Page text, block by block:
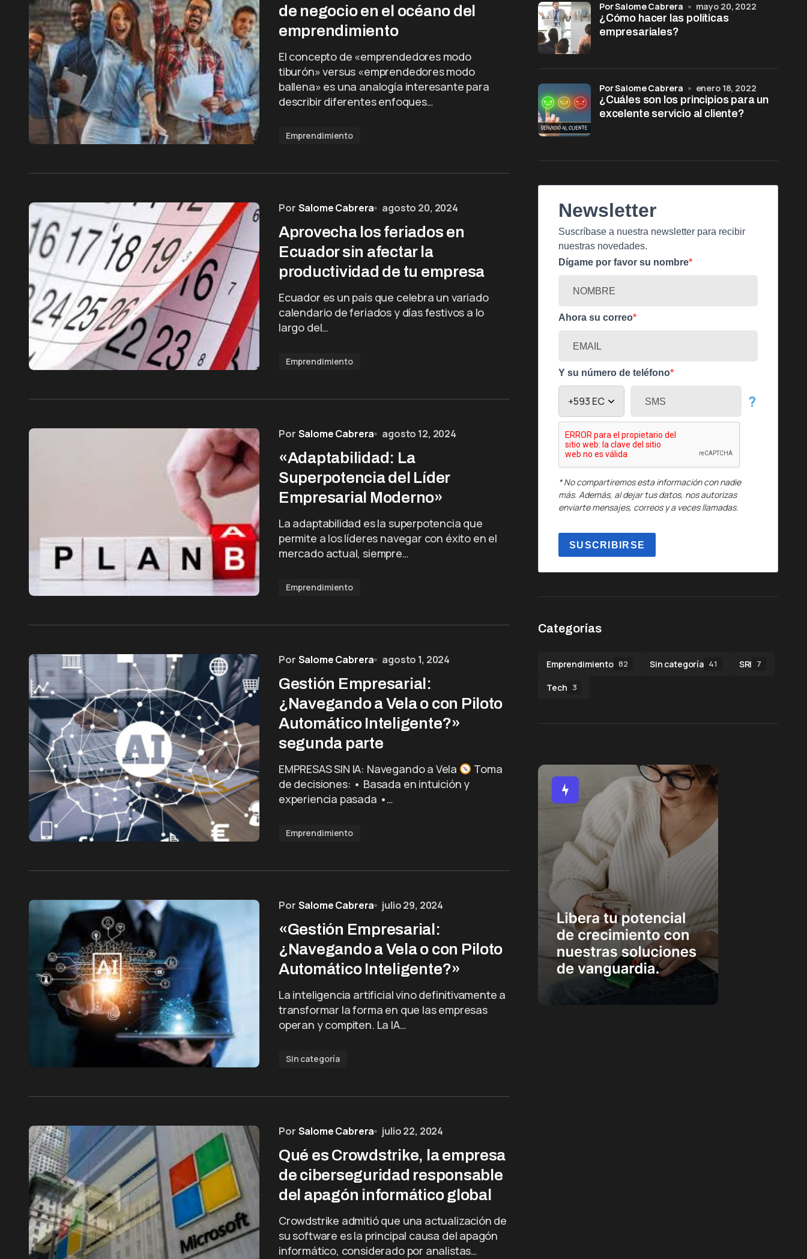
de negocio en el océano del
emprendimiento
El concepto de «emprendedores modo
tiburón» versus «emprendedores modo
ballena» es una analogía interesante para
describir diferentes enfoques…
Emprendimiento
Por Salome Cabrera agosto 20, 2024
Aprovecha los feriados en
Ecuador sin afectar la
productividad de tu empresa
Ecuador es un país que celebra un variado
calendario de feriados y días festivos a lo
largo del…
Emprendimiento
Por Salome Cabrera agosto 12, 2024
«Adaptabilidad: La
Superpotencia del Líder
Empresarial Moderno»
La adaptabilidad es la superpotencia que
permite a los líderes navegar con éxito en el
mercado actual, siempre…
Emprendimiento
Por Salome Cabrera agosto 1, 2024
Gestión Empresarial:
¿Navegando a Vela o con Piloto
Automático Inteligente?»
segunda parte
EMPRESAS SIN IA: Navegando a Vela
Toma
de decisiones: • Basada en intuición y
experiencia pasada •…
Emprendimiento
Por Salome Cabrera julio 29, 2024
«Gestión Empresarial:
¿Navegando a Vela o con Piloto
Automático Inteligente?»
La inteligencia artificial vino definitivamente a
transformar la forma en que las empresas
operan y compiten. La IA…
Sin categoría
Por Salome Cabrera julio 22, 2024
Qué es Crowdstrike, la empresa
de ciberseguridad responsable
del apagón informático global
Crowdstrike admitió que una actualización de
su software es la principal causa del apagón
informático, considerado por analistas…
¿Cómo hacer las políticas
empresariales?
por Salome Cabrera mayo 20, 2022
¿Cuáles son los principios para un
excelente servicio al cliente?
por Salome Cabrera enero 18, 2022
Newsletter
Suscríbase a nuestra newsletter para recibir
nuestras novedades.
Dígame por favor su nombre
Ahora su correo
Y su número de teléfono
?
* No compartiremos esta información con nadie
más. Además, al dejar tus datos, nos autorizas
enviarte mensajes, correos y a veces llamadas.
SUSCRIBIRSE
Categorías
Emprendimiento 82 Sin categoría 41 SRI 7
Tech 3